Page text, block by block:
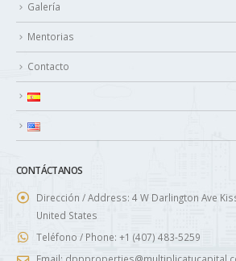
Galería
Mentorias
Contacto
Dirección / Address:
United States
Teléfono / Phone:
+1 (407) 483-5259